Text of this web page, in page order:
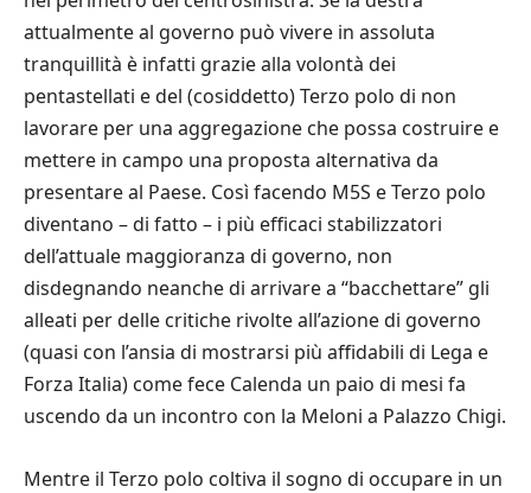
attualmente al governo può vivere in assoluta
tranquillità è infatti grazie alla volontà dei
pentastellati e del (cosiddetto) Terzo polo di non
lavorare per una aggregazione che possa costruire e
mettere in campo una proposta alternativa da
presentare al Paese. Così facendo M5S e Terzo polo
diventano – di fatto – i più efficaci stabilizzatori
dell’attuale maggioranza di governo, non
disdegnando neanche di arrivare a “bacchettare” gli
alleati per delle critiche rivolte all’azione di governo
(quasi con l’ansia di mostrarsi più affidabili di Lega e
Forza Italia) come fece Calenda un paio di mesi fa
uscendo da un incontro con la Meloni a Palazzo Chigi.
Mentre il Terzo polo coltiva il sogno di occupare in un